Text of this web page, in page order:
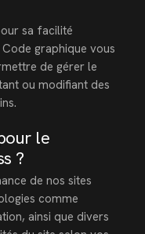
sa facilité
graphique vous
de gérer le
ou modifiant des
le
?
de nos sites
comme
ainsi que divers